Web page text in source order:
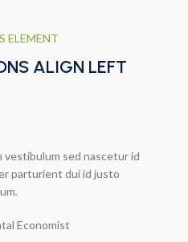
ELEMENT
ALIGN LEFT
vestibulum sed nascetur id
parturient dui id justo
Economist